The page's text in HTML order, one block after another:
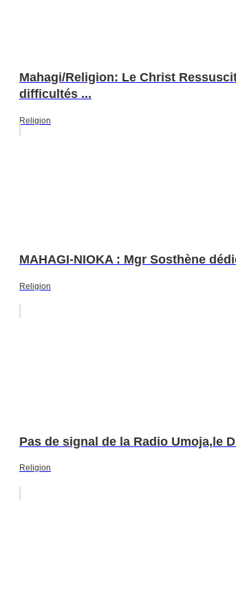
Mahagi/Religion: Le Christ
difficultés ...
Religion
MAHAGI-NIOKA : Mgr Sosthène
Religion
Pas de signal de la Radio Umoja,le
Religion